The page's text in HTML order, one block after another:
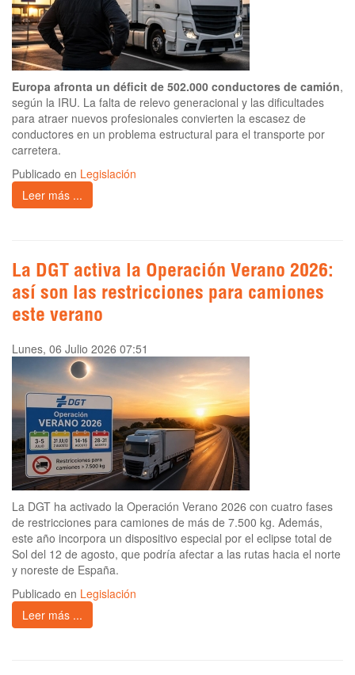
Europa afronta un déficit de 502.000 conductores de camión,
según la IRU. La falta de relevo generacional y las dificultades
para atraer nuevos profesionales convierten la escasez de
conductores en un problema estructural para el transporte por
carretera.
Publicado en Legislación
Leer más ...
La DGT activa la Operación Verano 2026:
así son las restricciones para camiones
este verano
Lunes, 06 Julio 2026 07:51
La DGT ha activado la Operación Verano 2026 con cuatro fases
de restricciones para camiones de más de 7.500 kg. Además,
este año incorpora un dispositivo especial por el eclipse total de
Sol del 12 de agosto, que podría afectar a las rutas hacia el norte
y noreste de España.
Publicado en Legislación
Leer más ...